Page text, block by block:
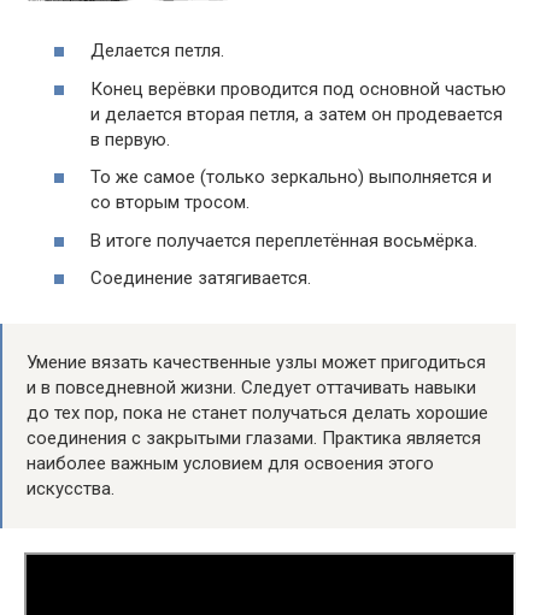
Делается петля.
Конец верёвки проводится под основной частью
и делается вторая петля, а затем он продевается
в первую.
То же самое (только зеркально) выполняется и
со вторым тросом.
В итоге получается переплетённая восьмёрка.
Соединение затягивается.
Умение вязать качественные узлы может пригодиться
и в повседневной жизни. Следует оттачивать навыки
до тех пор, пока не станет получаться делать хорошие
соединения с закрытыми глазами. Практика является
наиболее важным условием для освоения этого
искусства.